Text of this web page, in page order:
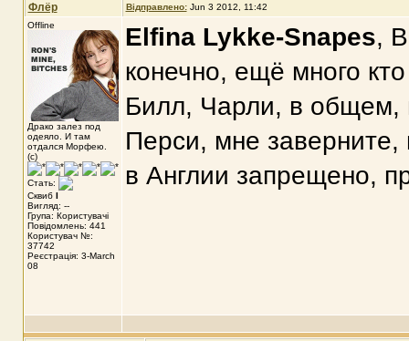
Флёр Відправлено: Jun 3 2012, 11:42
Offline
Драко залез под
одеяло. И там
отдался Морфею.
(с)
Стать:
Сквиб I
Вигляд: --
Група: Користувачі
Повідомлень: 441
Користувач №:
37742
Реєстрація: 3-March
08
Elfina Lykke-Snapes,
конечно, ещё много
Билл, Чарли, в общем,
Перси, мне заверните,
в Англии запрещено,